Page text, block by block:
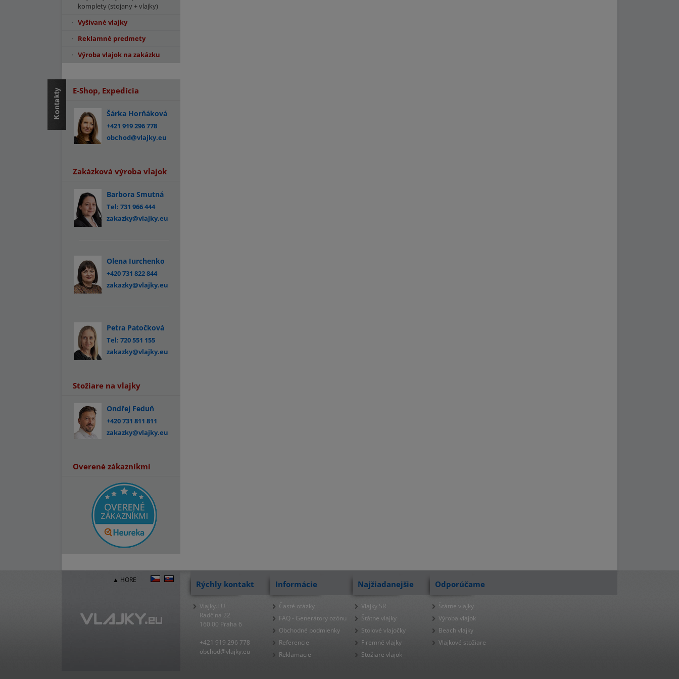
komplety (stojany + vlajky)
Vyšívané vlajky
Reklamné predmety
Výroba vlajok na zakázku
E-Shop, Expedícia
Šárka Horňáková
+421 919 296 778
obchod@vlajky.eu
Zakázková výroba vlajok
Barbora Smutná
Tel: 731 966 444
zakazky@vlajky.eu
Olena Iurchenko
+420 731 822 844
zakazky@vlajky.eu
Petra Patočková
Tel: 720 551 155
zakazky@vlajky.eu
Stožiare na vlajky
Ondřej Feduň
+420 731 811 811
zakazky@vlajky.eu
Overené zákazníkmi
▲ HORE Rýchly kontakt
Vlajky.EU
Radčina 22
160 00 Praha 6
+421 919 296 778
obchod@vlajky.eu
Informácie
Časté otázky
FAQ - Generátory ozónu
Obchodné podmienky
Referencie
Reklamacie
Najžiadanejšie
Vlajky SR
Štátne vlajky
Stolové vlajočky
Firemné vlajky
Stožiare vlajok
Odporúčame
Štátne vlajky
Výroba vlajok
Beach vlajky
Vlajkové stožiare